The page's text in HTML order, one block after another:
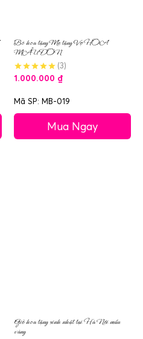
Bó hoa tặng Mẹ tặng Vợ HOA
MẪU ĐƠN
(3)
1.000.000 ₫
Mã SP: MB-019
Mua Ngay
Giỏ hoa tặng sinh nhật tại Hà Nội mầu
vàng